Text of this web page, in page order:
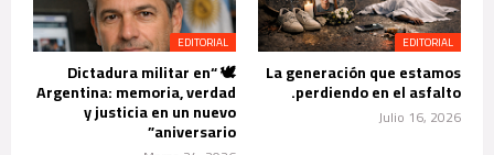
EDITORIAL
La generación que estamos
perdiendo en el asfalto.
Julio 16, 2026
EDITORIAL
🕊️ “Dictadura militar en
Argentina: memoria, verdad
y justicia en un nuevo
aniversario”